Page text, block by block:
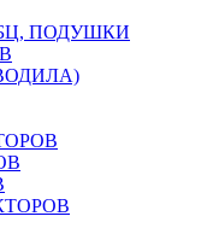
ПОДУШКИ